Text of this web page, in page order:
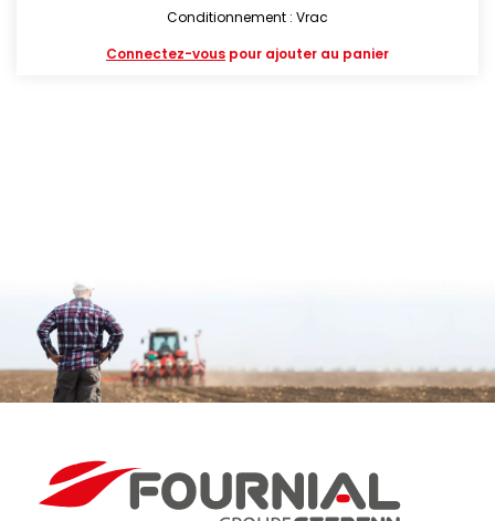
Conditionnement : Vrac
Connectez-vous pour ajouter au panier